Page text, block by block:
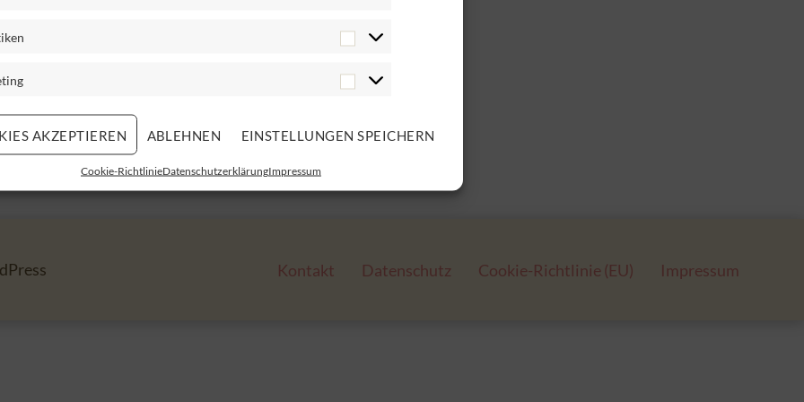
AKZEPTIEREN ABLEHNEN EINSTELLUNGEN SPEICHERN
Cookie-RichtlinieDatenschutzerklärungImpressum
Kontakt Datenschutz Cookie-Richtlinie (EU) Impressum